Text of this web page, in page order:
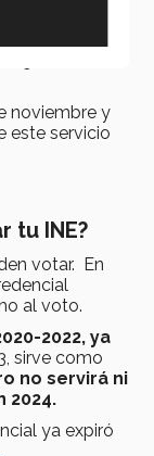
de Atención
9:00 a 16:00
noviembre y
este servicio
tu INE?
votar. En
al voto.
2022, ya
sirve como
no servirá ni
2024.
ya expiró